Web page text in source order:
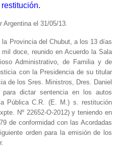
Argentina el 31/05/13.
Provincia del Chubut, a los 13 días
doce, reunido en Acuerdo la Sala
Administrativo, de Familia y de
con la Presidencia de su titular
de los Sres. Ministros, Dres. Daniel
dictar sentencia en los autos
Pública C.R. (E. M.) s. restitución
Nº 22652-O-2012) y teniendo en
de conformidad con las Acordadas
orden para la emisión de los